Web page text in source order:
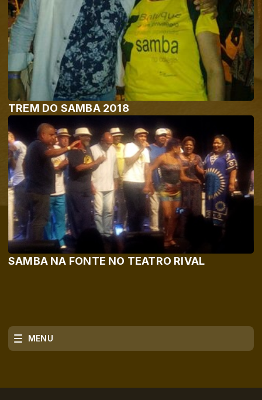
TREM DO SAMBA 2018
SAMBA NA FONTE NO TEATRO RIVAL
MENU